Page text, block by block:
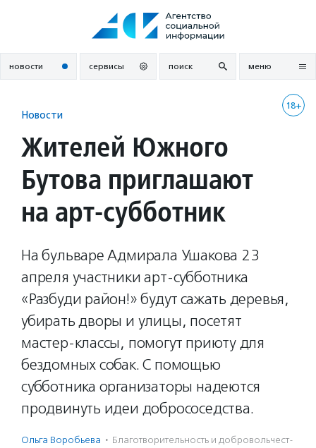
новости сервисы поиск меню
18+
Новости
Жителей Южного
Бутова приглашают
на арт-субботник
На бульваре Адмирала Ушакова 23
апреля участники арт-субботника
«Разбуди район!» будут сажать деревья,
убирать дворы и улицы, посетят
мастер-классы, помогут приюту для
бездомных собак. С помощью
субботника организаторы надеются
продвинуть идеи добрососедства.
Ольга Воробьева · Благотвори­тель­ность и доброволь­чест­